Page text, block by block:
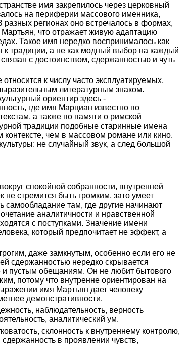
имя закрепилось через церковный
на периферии массового именника,
регионах оно встречалось в формах,
что отражает живую адаптацию
Такое имя нередко воспринималось как
к традиции, а не как модный выбор на каждый
с достоинством, сдержанностью и чуть
к числу часто эксплуатируемых,
литературным знаком.
ориентир здесь -
где имя Марциан известно по
а также по памяти о римской
традиции подобные старинные имена
чем в массовом романе или кино.
не случайный звук, а след большой
спокойной собранности, внутренней
не стремится быть громким, зато умеет
самообладание там, где другие начинают
аналитичности и нравственной
с поступками. Значение имени
который предпочитает не эффект, а
даже замкнутым, особенно если его не
сдержанностью нередко скрывается
и пустым обещаниям. Он не любит бытового
потому что внутренне ориентирован на
имя Мартьян дает человеку
демонстративности.
наблюдательность, верность
аналитический ум.
склонность к внутреннему контролю,
в проявлении чувств,